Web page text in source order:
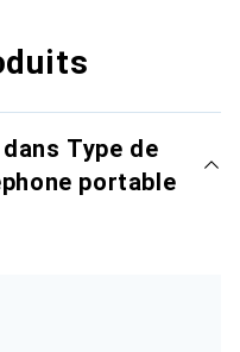
Type de
portable